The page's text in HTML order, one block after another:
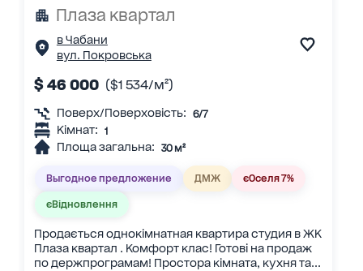
Плаза квартал
в Чабани
вул. Покровська
$ 46 000 ($1 534/м²)
Поверх/Поверховість: 6/7
Кімнат: 1
Площа загальна: 30 м²
Выгодное предложение ДМЖ єОселя 7%
єВідновлення
Продається однокімнатная квартира студия в ЖК
Плаза квартал . Комфорт клас! Готові на продаж
по держпрограмам! Простора кімната, кухня та...